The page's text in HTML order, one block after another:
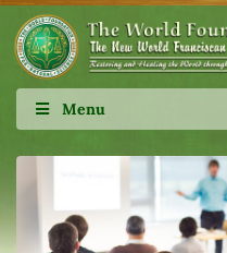
Menu